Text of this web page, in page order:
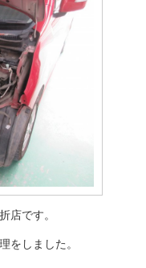
店です。
をしました。